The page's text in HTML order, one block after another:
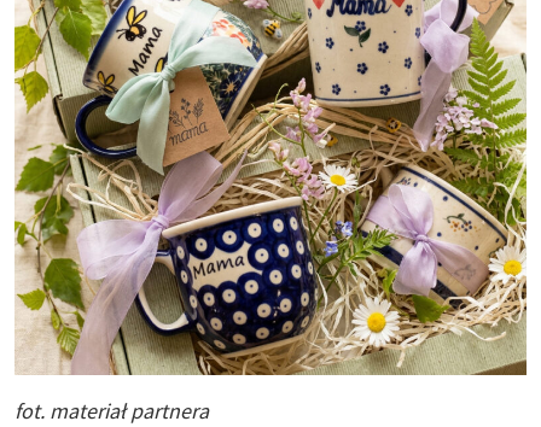
fot. materiał partnera